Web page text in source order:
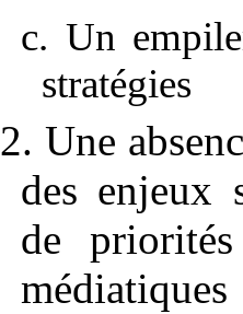
c. Un
stratégies
2. Une
des enjeux
de
médiatiques